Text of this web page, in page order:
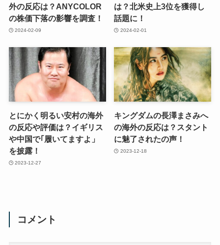
外の反応は？ANYCOLOR
の株価下落の影響を調査！
2024-02-09
は？北米史上3位を獲得し
話題に！
2024-02-01
とにかく明るい安村の海外
の反応や評価は？イギリス
や中国で｢履いてますよ」
を披露！
2023-12-27
キングダムの長澤まさみへ
の海外の反応は？スタント
に魅了されたの声！
2023-12-18
コメント